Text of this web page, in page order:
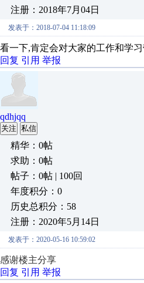
注册：2018年7月04日
发表于：2018-07-04 11:18:09
看一下,肯定会对大家的工作和学
回复 引用 举报
qdhjqq
关注 私信
精华：0帖
求助：0帖
帖子：0帖 | 100回
年度积分：0
历史总积分：58
注册：2020年5月14日
发表于：2020-05-16 10:59:02
感谢楼主分享
回复 引用 举报